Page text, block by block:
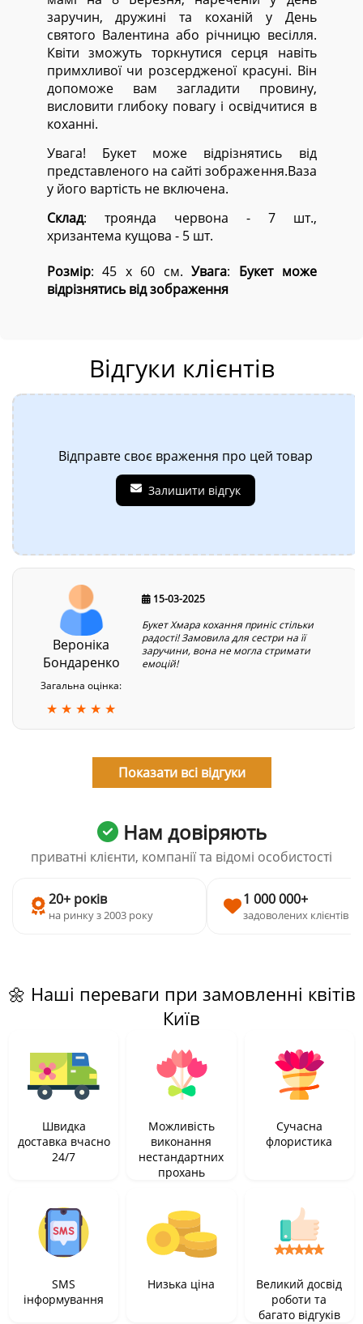
заручин, дружині та коханій у День
святого Валентина або річницю весілля.
Квіти зможуть торкнутися серця навіть
примхливої чи розсердженої красуні. Він
допоможе вам загладити провину,
висловити глибоку повагу і освідчитися в
коханні.
Увага! Букет може відрізнятись від
представленого на сайті зображення.Ваза
у його вартість не включена.
Cклад: троянда червона - 7 шт.,
хризантема кущова - 5 шт.
Розмір: 45 х 60 см.Увага: Букет може
відрізнятись від зображення
Відгуки клієнтів
Відправте своє враження про цей товар
Залишити відгук
Вероніка
Бондаренко
Загальна оцінка:
★ ★ ★ ★ ★
15-03-2025
Букет Хмара кохання приніс стільки
радості! Замовила для сестри на її
заручини, вона не могла стримати
емоцій!
Показати всі відгуки
Нам довіряють
приватні клієнти, компанії та відомі особистості
20+ років
на ринку з 2003 року
1 000 000+
задоволених клієнтів
🌼 Наші переваги при замовленні квітів
Київ
Швидка
доставка вчасно
24/7
Можливість
виконання
нестандартних
прохань
Сучасна
флористика
SMS
інформування
Низька ціна
Великий досвід
роботи та
багато відгуків